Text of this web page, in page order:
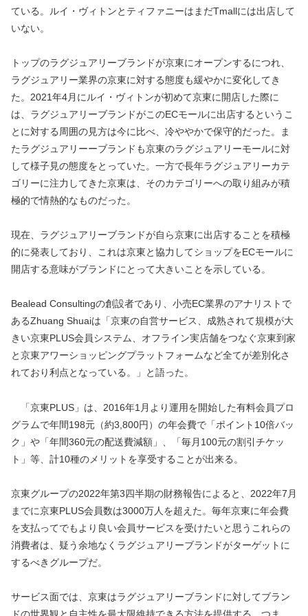
ている。ルイ・ヴィトンとティファニーはまだTmallには出店して
いない。
トップのラグジュアリーブランドが京東にオープンするにつれ、
ラグジュアリー業界の京東に対する態度も緩やかに変化してき
た。2021年4月にルイ・ヴィトンが初めて京東に開店した際に
は、ラグジュアリーブランドがこのECモールに出店するというこ
とに対する周囲の見方は今に比べ、冷ややかで保守的だった。ま
たラグジュアリーーブランドも京東のラグジュアリーモールに対
して様子見の態度をとっていた。一方で長年ラグジュアリーカテ
ゴリーに注力してきた京東は、そのカテゴリーへの取り組みが積
極的で情熱的なものだった。
現在、ラグジュアリーブランドが自ら京東に出店することを積極
的に発表しており、これは京東と協力してショップをECモールに
開店する意味がブランドにとって大きいことを示している。
Bealead Consultingの創設者であり、小売EC業界のアナリストで
あるZhuang Shuaiは「京東の自営サービス、成熟されて規模が大
きい京東PLUS会員システム、オフライン実店舗をつなぐ京東到家
と京東アワーショッピングプラットフォームなど全てが差別化さ
れており利点となっている。」と語った。
「京東PLUS」は、2016年1月より運用を開始した有料会員プロ
グラムで年間198元（約3,800円）の年会費で「ポイント10倍バッ
ク」や「年間360元の配送費減額」、「毎月100元の割引チケッ
ト」等、計10種のメリットを享受することが出来る。
京東グループの2022年第3四半期の財務報告によると、2022年7月
までに京東PLUS会員数は3000万人を超えた。毎年京東に年会費
を支払ってでもより良い会員サービスを受けたいと思うこれらの
消費者は、疑う余地なくラグジュアリーブランドがターゲットに
するべきグループだ。
サービス面では、京東はラグジュアリーブランドに対してブラン